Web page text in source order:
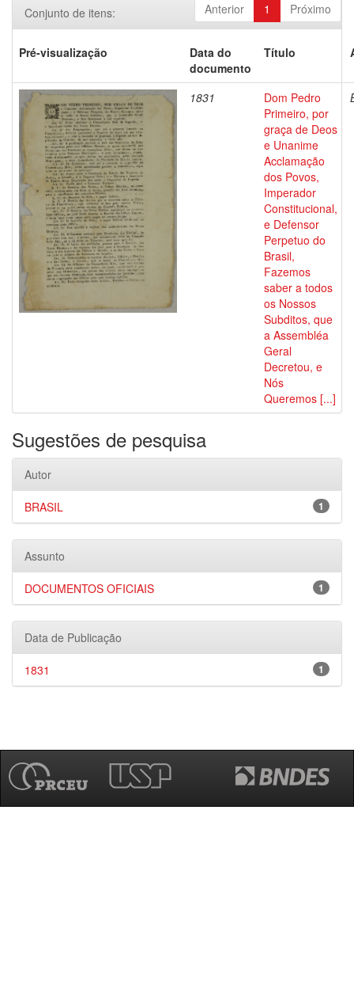
Anterior 1 Próximo
Conjunto de itens:
Pré-visualização
Data do
documento
Título
1831
Dom Pedro
Primeiro, por
graça de Deos
e Unanime
Acclamação
dos Povos,
Imperador
Constitucional,
e Defensor
Perpetuo do
Brasil,
Fazemos
saber a todos
os Nossos
Subditos, que
a Assembléa
Geral
Decretou, e
Nós
Queremos [...]
Sugestões de pesquisa
Autor
1
BRASIL
Assunto
1
DOCUMENTOS OFICIAIS
Data de Publicação
1
1831